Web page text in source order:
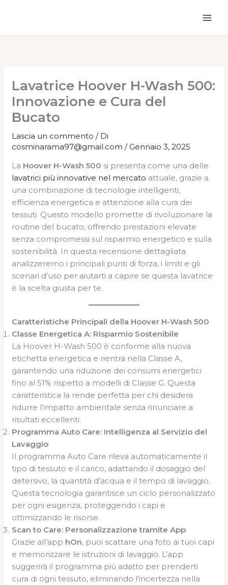
Lavatrice Hoover H-Wash 500:
Innovazione e Cura del
Bucato
Lascia un commento / Di
cosminarama97@gmail.com/Gennaio 3, 2025
La Hoover H-Wash 500 si presenta come una delle
lavatrici più innovative nel mercato attuale, grazie a
una combinazione di tecnologie intelligenti,
efficienza energetica e attenzione alla cura dei
tessuti. Questo modello promette di rivoluzionare la
routine del bucato, offrendo prestazioni elevate
senza compromessi sul risparmio energetico e sulla
sostenibilità. In questa recensione dettagliata
analizzeremo i principali punti di forza, i limiti e gli
scenari d’uso per aiutarti a capire se questa lavatrice
è la scelta giusta per te.
Caratteristiche Principali della Hoover H-Wash 500
Classe Energetica A: Risparmio Sostenibile
La Hoover H-Wash 500 è conforme alla nuova
etichetta energetica e rientra nella Classe A,
garantendo una riduzione dei consumi energetici
fino al 51% rispetto a modelli di Classe G. Questa
caratteristica la rende perfetta per chi desidera
ridurre l’impatto ambientale senza rinunciare a
risultati eccellenti.
Programma Auto Care: Intelligenza al Servizio del
Lavaggio
Il programma Auto Care rileva automaticamente il
tipo di tessuto e il carico, adattando il dosaggio del
detersivo, la quantità d’acqua e il tempo di lavaggio.
Questa tecnologia garantisce un ciclo personalizzato
per ogni esigenza, proteggendo i capi e
ottimizzando le risorse.
Scan to Care: Personalizzazione tramite App
Grazie all’app hOn, puoi scattare una foto ai tuoi capi
e memorizzare le istruzioni di lavaggio. L’app
suggerirà il programma più adatto per prenderti
cura di ogni tessuto, eliminando l’incertezza nella